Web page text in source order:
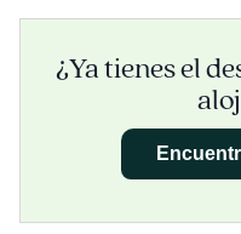
¿Ya tienes el